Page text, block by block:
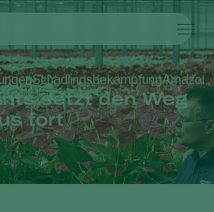
Krankheiten
Schädlingsbekämpfung
setzt den Weg
fort